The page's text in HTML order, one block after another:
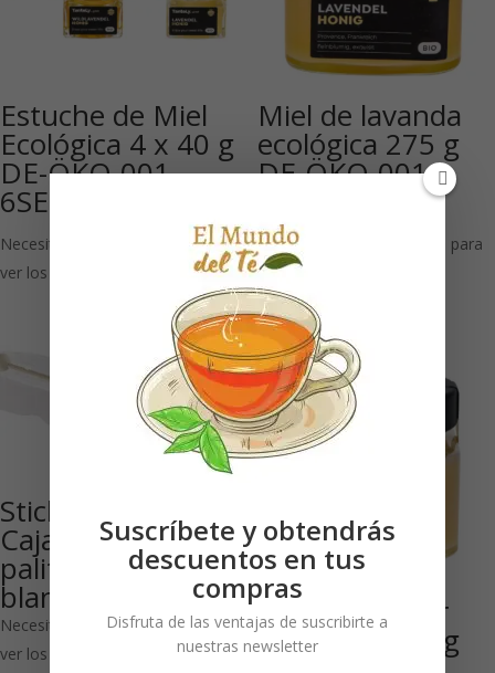
Estuche de Miel
Ecológica 4 x 40 g
DE-ÖKO-001
6SETS
Necesitas estar registrado para
ver los precios
Miel de lavanda
ecológica 275 g
DE-ÖKO-001
Necesitas estar registrado para
ver los precios
Sticks Blancos:
Caja de 100
palitos de azúcar
blanco
Necesitas estar registrado para
ver los precios
Miel de azahar
ecológica 275 g
Suscríbete y obtendrás
descuentos en tus
compras
Disfruta de las ventajas de suscribirte a
nuestras newsletter